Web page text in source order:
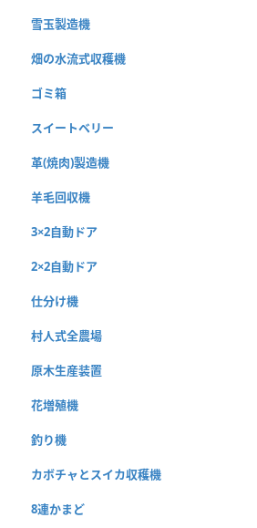
雪玉製造機
畑の水流式収穫機
ゴミ箱
スイートベリー
革(焼肉)製造機
羊毛回収機
3×2自動ドア
2×2自動ドア
仕分け機
村人式全農場
原木生産装置
花増殖機
釣り機
カボチャとスイカ収穫機
8連かまど